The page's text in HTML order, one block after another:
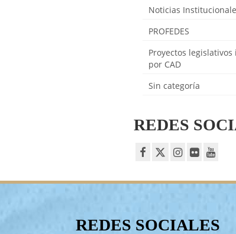
Noticias
PROFEDES
Proyectos
por CAD
Sin categoría
REDES
REDES SOCIALES